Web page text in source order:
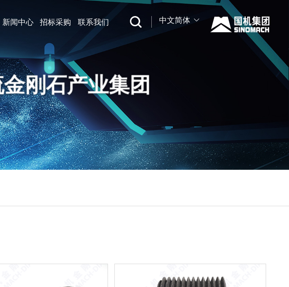
新闻中心 招标采购 联系我们 中文简体
刚石产业集团